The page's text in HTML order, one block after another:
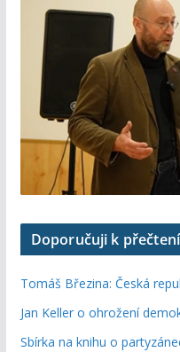
Doporučuji k
Tomáš Březina: Česká
Jan Keller o ohrožení
Sbírka na knihu o